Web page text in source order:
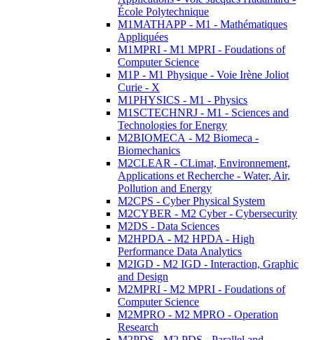
École Polytechnique
M1MATHAPP - M1 - Mathématiques
Appliquées
M1MPRI - M1 MPRI - Foudations of
Computer Science
M1P - M1 Physique - Voie Irène Joliot
Curie - X
M1PHYSICS - M1 - Physics
M1SCTECHNRJ - M1 - Sciences and
Technologies for Energy
M2BIOMECA - M2 Biomeca -
Biomechanics
M2CLEAR - CLimat, Environnement,
Applications et Recherche - Water, Air,
Pollution and Energy
M2CPS - Cyber Physical System
M2CYBER - M2 Cyber - Cybersecurity
M2DS - Data Sciences
M2HPDA - M2 HPDA - High
Performance Data Analytics
M2IGD - M2 IGD - Interaction, Graphic
and Design
M2MPRI - M2 MPRI - Foudations of
Computer Science
M2MPRO - M2 MPRO - Operation
Research